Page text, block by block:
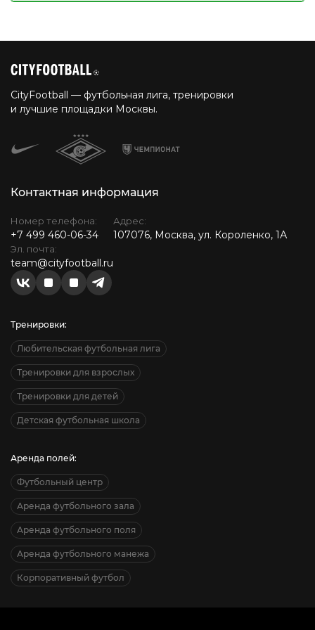
CityFootball — футбольная лига, тренировки
и лучшие площадки Москвы.
Контактная информация
Номер телефона:
+7 499 460-06-34
Эл. почта:
team@cityfootball.ru
Адрес:
107076, Москва, ул. Короленко, 1А
Тренировки:
Любительская футбольная лига
Тренировки для взрослых
Тренировки для детей
Детская футбольная школа
Аренда полей:
Футбольный центр
Аренда футбольного зала
Аренда футбольного поля
Аренда футбольного манежа
Корпоративный футбол